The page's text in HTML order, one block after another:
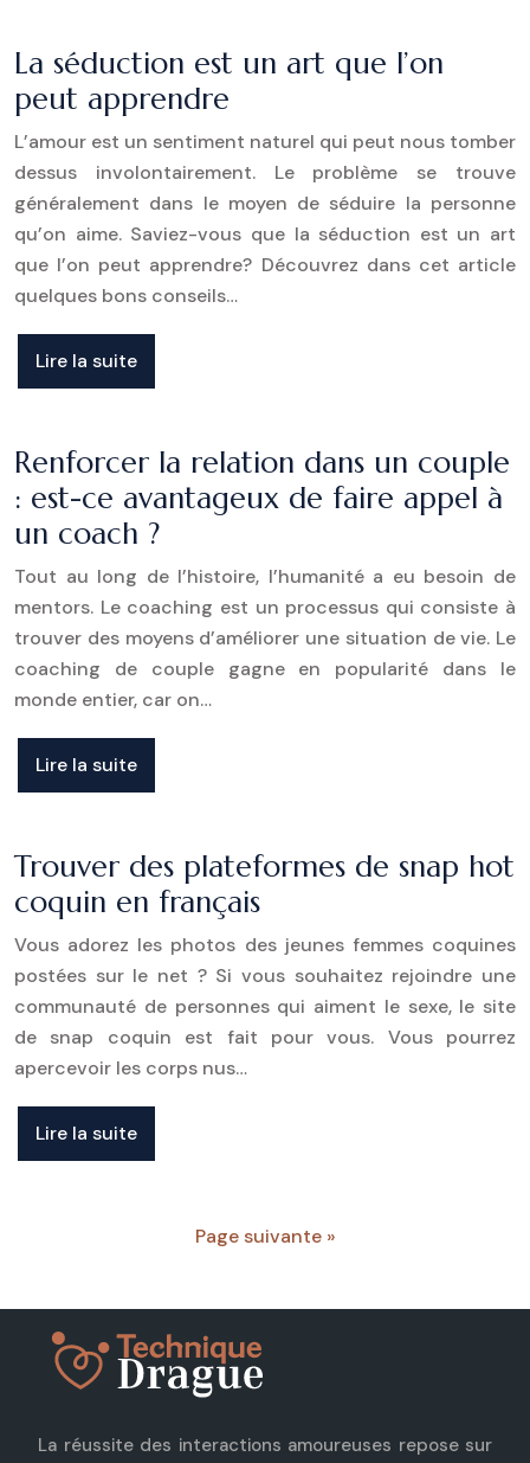
La séduction est un art que l’on
peut apprendre
L’amour est un sentiment naturel qui peut nous tomber
dessus involontairement. Le problème se trouve
généralement dans le moyen de séduire la personne
qu’on aime. Saviez-vous que la séduction est un art
que l’on peut apprendre? Découvrez dans cet article
quelques bons conseils…
Lire la suite
Renforcer la relation dans un couple
: est-ce avantageux de faire appel à
un coach ?
Tout au long de l’histoire, l’humanité a eu besoin de
mentors. Le coaching est un processus qui consiste à
trouver des moyens d’améliorer une situation de vie. Le
coaching de couple gagne en popularité dans le
monde entier, car on…
Lire la suite
Trouver des plateformes de snap hot
coquin en français
Vous adorez les photos des jeunes femmes coquines
postées sur le net ? Si vous souhaitez rejoindre une
communauté de personnes qui aiment le sexe, le site
de snap coquin est fait pour vous. Vous pourrez
apercevoir les corps nus…
Lire la suite
Page suivante »
La réussite des interactions amoureuses repose sur